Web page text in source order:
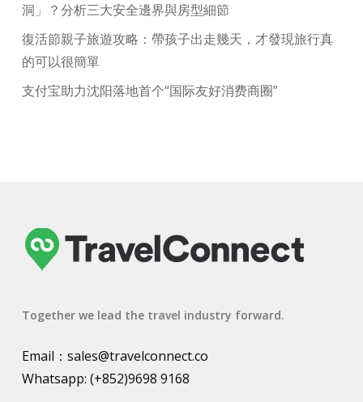
洞」？分析三大安全邊界與房型細節
復活節親子旅遊攻略：帶孩子出走幾天，才發現旅行真
的可以很簡單
支付宝助力沈阳落地首个“国际友好消费商圈”
Together we lead the travel industry forward.
Email： sales@travelconnect.co
Whatsapp: (+852)9698 9168